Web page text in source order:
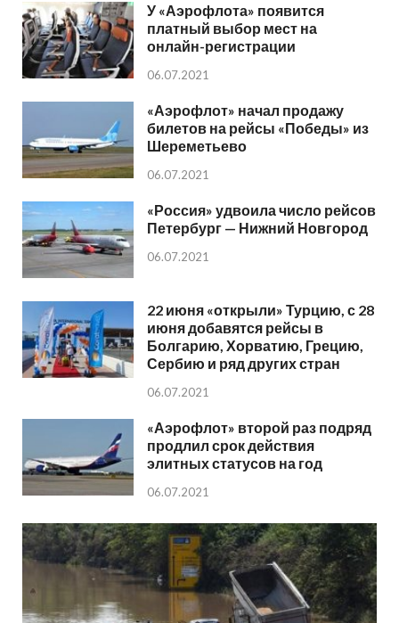
У «Аэрофлота» появится
платный выбор мест на
онлайн-регистрации
06.07.2021
«Аэрофлот» начал продажу
билетов на рейсы «Победы» из
Шереметьево
06.07.2021
«Россия» удвоила число рейсов
Петербург — Нижний Новгород
06.07.2021
22 июня «открыли» Турцию, с 28
июня добавятся рейсы в
Болгарию, Хорватию, Грецию,
Сербию и ряд других стран
06.07.2021
«Аэрофлот» второй раз подряд
продлил срок действия
элитных статусов на год
06.07.2021